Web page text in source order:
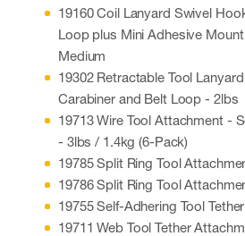
19160 Coil Lanyard Swivel
Loop plus Mini Adhesive
Medium
19302 Retractable Tool
Carabiner and Belt Loop - 2lbs
19713 Wire Tool Attachment -
- 3lbs / 1.4kg (6-Pack)
19785 Split Ring Tool
19786 Split Ring Tool
19755 Self-Adhering Tool
19711 Web Tool Tether